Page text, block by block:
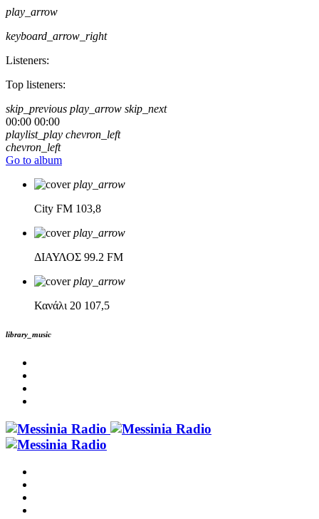
play_arrow
keyboard_arrow_right
Listeners:
Top listeners:
skip_previous play_arrow skip_next
00:00 00:00
playlist_play chevron_left
chevron_left
Go to album
play_arrow
City FM 103,8
play_arrow
ΔΙΑΥΛΟΣ 99.2 FM
play_arrow
Κανάλι 20 107,5
library_music